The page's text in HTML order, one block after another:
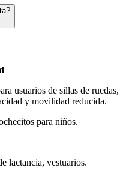
usuarios de sillas de ruedas,
y movilidad reducida.
para niños.
lactancia, vestuarios.